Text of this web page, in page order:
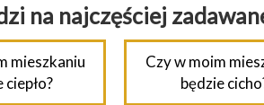
na najczęściej
mieszkaniu
ciepło?
Czy w moim
będzie